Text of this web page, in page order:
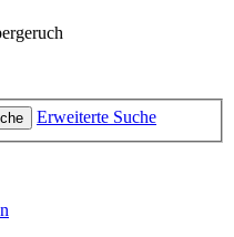
Erweiterte Suche